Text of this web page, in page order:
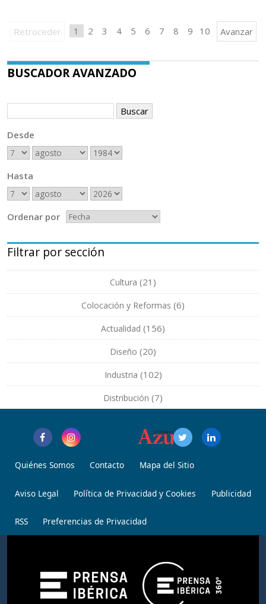
Retroceder 1 2 3 4 5 6 7 8 9 10 Avanzar
BUSCADOR AVANZADO
Desde
Hasta
Ordenar por
Filtrar por sección
Cultura (21)
Colocación y Reformas (6)
Actualidad (156)
Diseño (20)
Industria (102)
Distribución (7)
Quiénes Somos Contacto Mapa del Sitio
Aviso Legal Política de Privacidad y Cookies Publicidad
RSS Preferencias de Privacidad